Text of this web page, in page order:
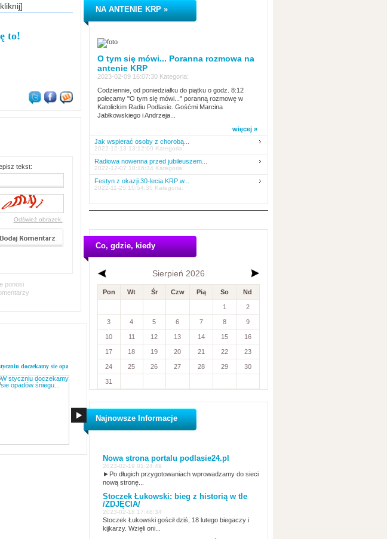
to!
tekst:
Odśwież obrazek.
ponosi
doczekamy sie opadów śniegu...List z kodymskiej parafii... Szopki i dekoracje świątecznie w siedleckich kościołachDekoracja świąteczna w radzyńskim sanktuarium
NA ANTENIE KRP »
O tym się mówi... Poranna rozmowa na
antenie KRP
2023-02-09 16:07:30 Kategoria:
Codziennie, od poniedziałku do piątku o godz. 8:12
polecamy "O tym się mówi..." poranną rozmowę w
Katolickim Radiu Podlasie. Gośćmi Marcina
Jabłkowskiego i Andrzeja...
więcej »
Jak wspierać osoby z chorobą...
2022-12-13 13:12:00 Kategoria:
Radiowa nowenna przed jubileuszem...
2022-12-07 10:16:34 Kategoria:
Festyn z okazji 30-lecia KRP w...
2022-11-25 10:54:35 Kategoria:
Co, gdzie, kiedy
Sierpień 2026
Pon Wt Śr Czw Pią So Nd
1 2
3 4 5 6 7 8 9
10 11 12 13 14 15 16
17 18 19 20 21 22 23
24 25 26 27 28 29 30
31
Najnowsze Informacje
Nowa strona portalu podlasie24.pl
2023-02-19 01:24:49
►Po długich przygotowaniach wprowadzamy do sieci
nową stronę...
Stoczek Łukowski: bieg z historią w tle
/ZDJĘCIA/
2023-02-18 17:48:34
Stoczek Łukowski gościł dziś, 18 lutego biegaczy i
kijkarzy. Wzięli oni...